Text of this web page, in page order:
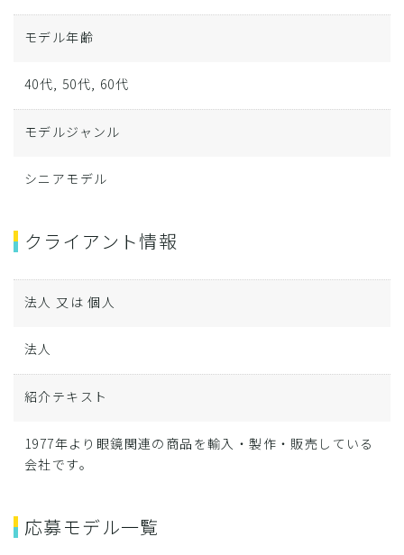
モデル年齢
40代, 50代, 60代
モデルジャンル
シニアモデル
クライアント情報
法人 又は 個人
法人
紹介テキスト
1977年より眼鏡関連の商品を輸入・製作・販売している
会社です。
応募モデル一覧